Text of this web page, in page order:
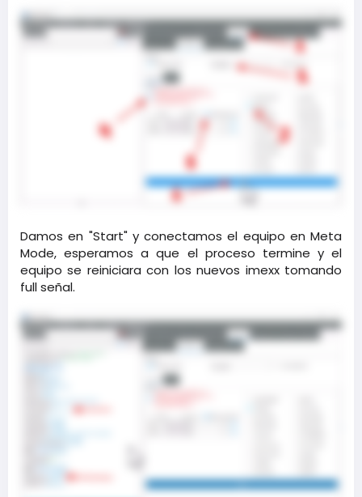
Damos en "Start" y conectamos el equipo en Meta
Mode, esperamos a que el proceso termine y el
equipo se reiniciara con los nuevos imexx tomando
full señal.​